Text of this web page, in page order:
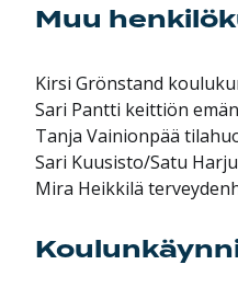
Muu
Kirsi Grönstand
Sari Pantti keittiön
Tanja Vainionpää
Sari Kuusisto/Satu
Mira Heikkilä